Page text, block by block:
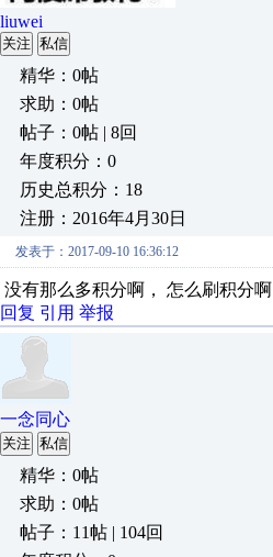
liuwei
关注 私信
精华：0帖
求助：0帖
帖子：0帖 | 8回
年度积分：0
历史总积分：18
注册：2016年4月30日
发表于：2017-09-10 16:36:12
没有那么多积分啊， 怎么刷积分啊
回复 引用 举报
一念同心
关注 私信
精华：0帖
求助：0帖
帖子：11帖 | 104回